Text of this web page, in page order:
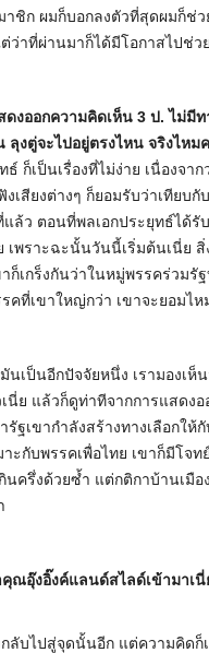
าชิก ผมก็บอกลงตัวที่สุดผมก็ช่
ว่าที่ผ่านมาก็ได้มีโอกาสไปช่ว
งออกความคิดเห็น 3 ป. ไม่มี
ลุงตู่จะไปอยู่ตรงไหน จริงไหม
ก็เป็นเรื่องที่ไม่ง่าย เนื่องจ
งเสียงต่างๆ ก็ยอมรับว่าเทีย
แล้ว ตอนที่พลเอกประยุทธ์ได้
เพราะฉะนั้นวันนี้เริ่มต้นเนี่ย
ก็เกร็งกันว่าในหมู่พรรคร่วม
คที่เขาใหญ่กว่า เขาจะยอมไห
นเป็นอีกปัจจัยหนึ่ง เรามองเ
นี่ย แล้วก็ดูท่าทีจากการแสดง
ฐเขากำลังสร้างทางเลือกให้
ะกับพรรคเพื่อไทย เขาก็มีโจ
นครึ่งด้วยซ้ำ แต่กติกาบ้านเมื
ณอุ๊งอิ๊งค์แลนด์สไลด์เข้ามาเ
กลับไปสู่จุดนั้นอีก แต่ความคิด